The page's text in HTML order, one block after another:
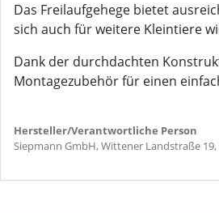
Das Freilaufgehege bietet
sich auch für weitere Kleintiere
Dank der durchdachten
Montagezubehör für einen
Hersteller/Verantwortliche Person
Siepmann GmbH, Wittener Landstraße